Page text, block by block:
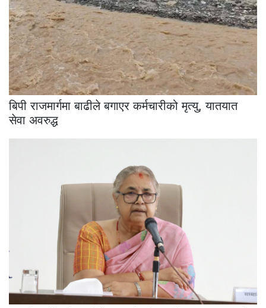
बिपी राजमार्गमा बाढीले बगाएर कर्मचारीको मृत्यु, यातयात
सेवा अवरुद्ध